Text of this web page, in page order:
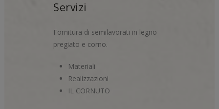
Servizi
Fornitura di semilavorati in legno
pregiato e corno.
Materiali
Realizzazioni
IL CORNUTO